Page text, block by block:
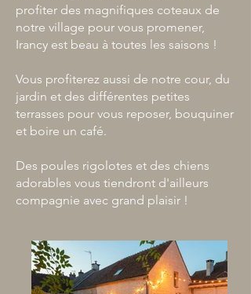
profiter des magnifiques coteaux de
notre village pour vous promener,
Irancy est beau à toutes les saisons !
Vous profiterez aussi de notre cour, du
jardin et des différentes petites
terrasses pour vous reposer, bouquiner
et boire un café.
Des poules rigolotes et des chiens
adorables vous tiendront d'ailleurs
compagnie avec grand plaisir !